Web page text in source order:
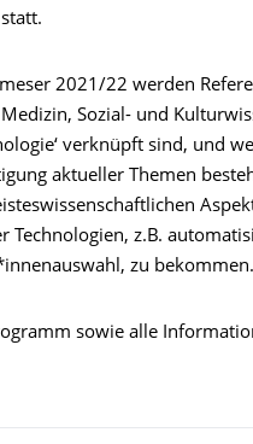
2021/22 werden
Sozial- und
verknüpft sind, und
aktueller Themen
Technologien, z.B.
zu bekommen.
sowie alle